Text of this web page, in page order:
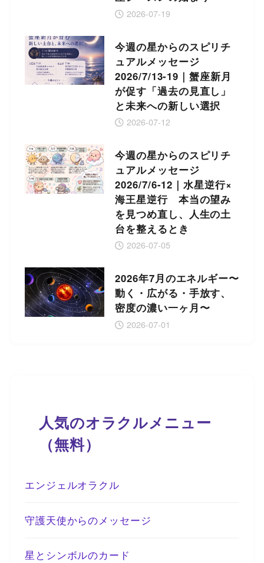
2026-07-19
今週の星からのスピリチ
ュアルメッセージ
2026/7/13-19｜蟹座新月
が促す「過去の見直し」
と未来への新しい選択
2026-07-12
今週の星からのスピリチ
ュアルメッセージ
2026/7/6-12｜水星逆行×
海王星逆行 本当の望み
を見つめ直し、人生の土
台を整えるとき
2026-07-05
2026年7月のエネルギー〜
動く・広がる・手放す、
密度の濃い一ヶ月〜
2026-07-01
人気のオラクルメニュー
（無料）
エンジェルオラクル
守護天使からのメッセージ
星とシンボルのカード